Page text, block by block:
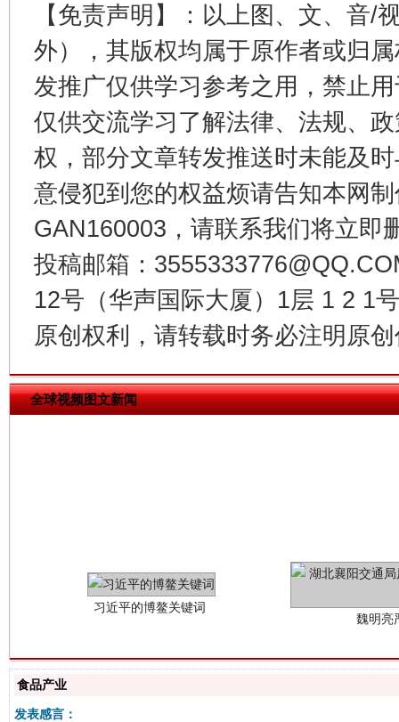
【免责声明】：以上图、文、音/
外），其版权均属于原作者或归
发推广仅供学习参考之用，禁止
仅供交流学习了解法律、法规、
权，部分文章转发推送时未能及
意侵犯到您的权益烦请告知本网
GAN160003，请联系我们将立即
投稿邮箱：
12号（华声国际大厦）1层 1 2 1
原创权利，请转载时务必注明原
全球视频图文新闻
今
食品产业
发表感言：